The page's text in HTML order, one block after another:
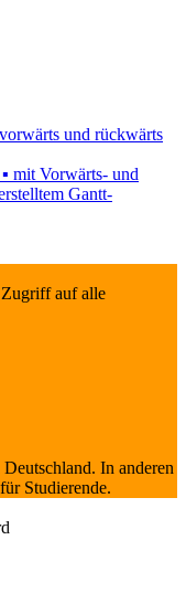
und rückwärts
mit Vorwärts- und
Gantt-
auf alle
In anderen
Studierende.